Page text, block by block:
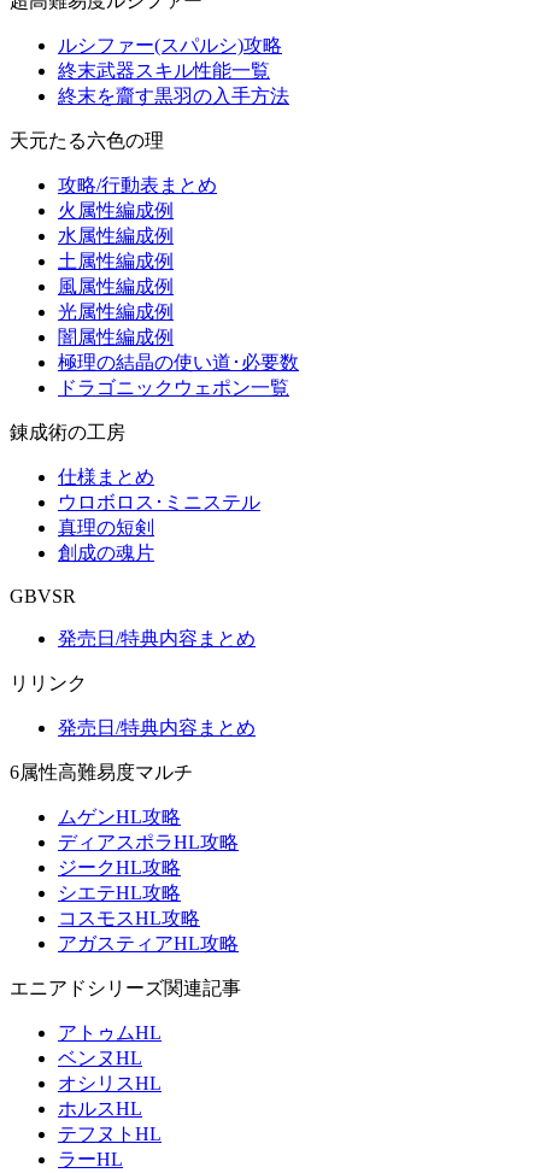
ルシファー(スパルシ)攻略
終末武器スキル性能一覧
終末を齎す黒羽の入手方法
天元たる六色の理
攻略/行動表まとめ
火属性編成例
水属性編成例
土属性編成例
風属性編成例
光属性編成例
闇属性編成例
極理の結晶の使い道･必要数
ドラゴニックウェポン一覧
錬成術の工房
仕様まとめ
ウロボロス･ミニステル
真理の短剣
創成の魂片
GBVSR
発売日/特典内容まとめ
リリンク
発売日/特典内容まとめ
6属性高難易度マルチ
ムゲンHL攻略
ディアスポラHL攻略
ジークHL攻略
シエテHL攻略
コスモスHL攻略
アガスティアHL攻略
エニアドシリーズ関連記事
アトゥムHL
ベンヌHL
オシリスHL
ホルスHL
テフヌトHL
ラーHL